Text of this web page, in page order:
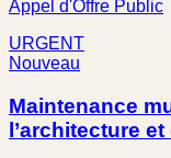
Appel d'Offre Public
URGENT
Nouveau
Maintenance
l’architecture